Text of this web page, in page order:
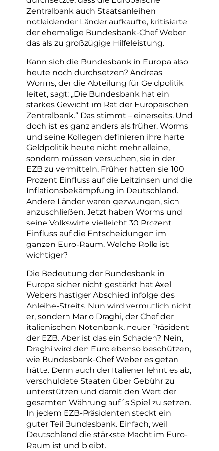
Zentralbank auch Staatsanleihen
notleidender Länder aufkaufte, kritisierte
der ehemalige Bundesbank-Chef Weber
das als zu großzügige Hilfeleistung.
Kann sich die Bundesbank in Europa also
heute noch durchsetzen? Andreas
Worms, der die Abteilung für Geldpolitik
leitet, sagt: „Die Bundesbank hat ein
starkes Gewicht im Rat der Europäischen
Zentralbank.“ Das stimmt – einerseits. Und
doch ist es ganz anders als früher. Worms
und seine Kollegen definieren ihre harte
Geldpolitik heute nicht mehr alleine,
sondern müssen versuchen, sie in der
EZB zu vermitteln. Früher hatten sie 100
Prozent Einfluss auf die Leitzinsen und die
Inflationsbekämpfung in Deutschland.
Andere Länder waren gezwungen, sich
anzuschließen. Jetzt haben Worms und
seine Volkswirte vielleicht 30 Prozent
Einfluss auf die Entscheidungen im
ganzen Euro-Raum. Welche Rolle ist
wichtiger?
Die Bedeutung der Bundesbank in
Europa sicher nicht gestärkt hat Axel
Webers hastiger Abschied infolge des
Anleihe-Streits. Nun wird vermutlich nicht
er, sondern Mario Draghi, der Chef der
italienischen Notenbank, neuer Präsident
der EZB. Aber ist das ein Schaden? Nein,
Draghi wird den Euro ebenso beschützen,
wie Bundesbank-Chef Weber es getan
hätte. Denn auch der Italiener lehnt es ab,
verschuldete Staaten über Gebühr zu
unterstützen und damit den Wert der
gesamten Währung auf´s Spiel zu setzen.
In jedem EZB-Präsidenten steckt ein
guter Teil Bundesbank. Einfach, weil
Deutschland die stärkste Macht im Euro-
Raum ist und bleibt.